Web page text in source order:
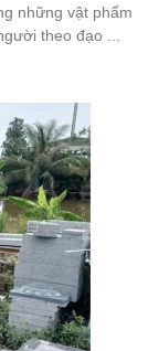
những vật phẩm
theo đạo ...